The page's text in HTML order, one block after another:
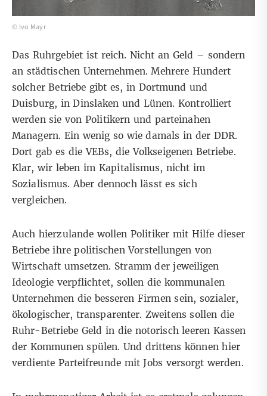
© Ivo Mayr
Das Ruhrgebiet ist reich. Nicht an Geld – sondern
an städtischen Unternehmen. Mehrere Hundert
solcher Betriebe gibt es, in Dortmund und
Duisburg, in Dinslaken und Lünen. Kontrolliert
werden sie von Politikern und parteinahen
Managern. Ein wenig so wie damals in der DDR.
Dort gab es die VEBs, die Volkseigenen Betriebe.
Klar, wir leben im Kapitalismus, nicht im
Sozialismus. Aber dennoch lässt es sich
vergleichen.
Auch hierzulande wollen Politiker mit Hilfe dieser
Betriebe ihre politischen Vorstellungen von
Wirtschaft umsetzen. Stramm der jeweiligen
Ideologie verpflichtet, sollen die kommunalen
Unternehmen die besseren Firmen sein, sozialer,
ökologischer, transparenter. Zweitens sollen die
Ruhr-Betriebe Geld in die notorisch leeren Kassen
der Kommunen spülen. Und drittens können hier
verdiente Parteifreunde mit Jobs versorgt werden.